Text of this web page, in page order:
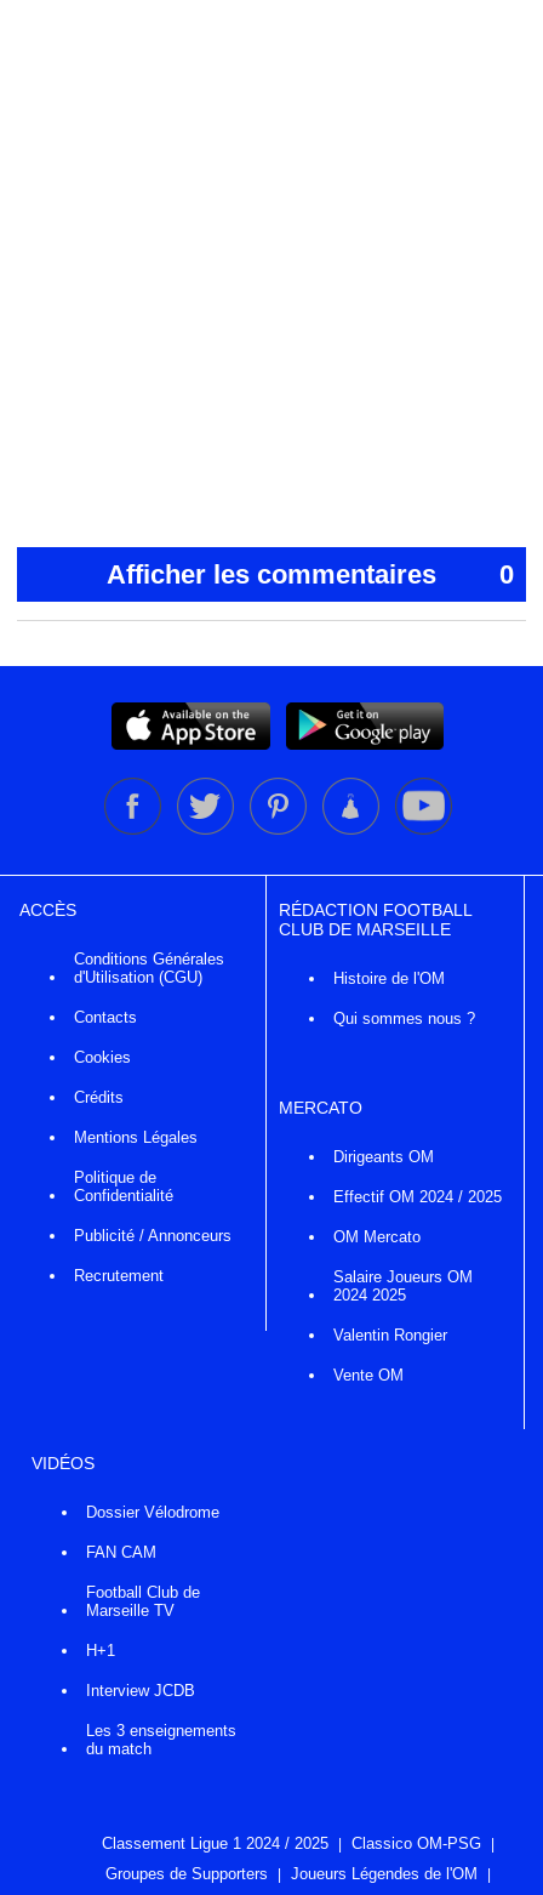
Afficher les commentaires 0
ACCÈS
Conditions Générales
d'Utilisation (CGU)
Contacts
Cookies
Crédits
Mentions Légales
Politique de
Confidentialité
Publicité / Annonceurs
Recrutement
RÉDACTION FOOTBALL
CLUB DE MARSEILLE
Histoire de l'OM
Qui sommes nous ?
MERCATO
Dirigeants OM
Effectif OM 2024 / 2025
OM Mercato
Salaire Joueurs OM
2024 2025
Valentin Rongier
Vente OM
VIDÉOS
Dossier Vélodrome
FAN CAM
Football Club de
Marseille TV
H+1
Interview JCDB
Les 3 enseignements
du match
Classement Ligue 1 2024 / 2025
Classico OM-PSG
Groupes de Supporters
Joueurs Légendes de l'OM